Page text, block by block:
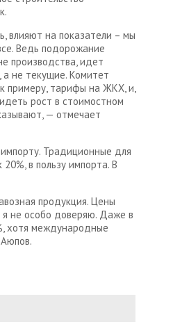
влияют на показатели – мы
Ведь подорожание
производства, идет
не текущие. Комитет
примеру, тарифы на ЖКХ, и,
рост в стоимостном
— отмечает
Традиционные для
в пользу импорта. В
продукция. Цены
я не особо доверяю. Даже в
хотя международные